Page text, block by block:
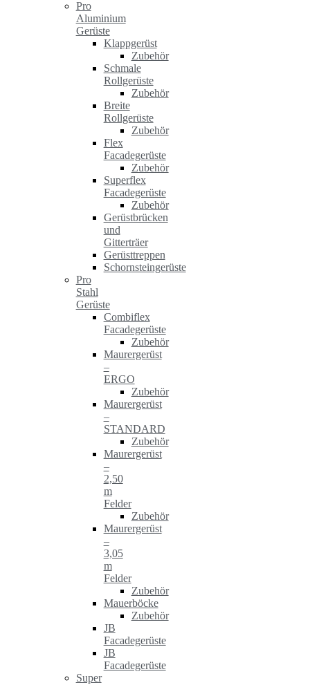
Pro
Aluminium
Gerüste
Klappgerüst
Zubehör
Schmale
Rollgerüste
Zubehör
Breite
Rollgerüste
Zubehör
Flex
Facadegerüste
Zubehör
Superflex
Facadegerüste
Zubehör
Gerüstbrücken
und
Gitterträer
Gerüsttreppen
Schornsteingerüste
Pro
Stahl
Gerüste
Combiflex
Facadegerüste
Zubehör
Maurergerüst
–
ERGO
Zubehör
Maurergerüst
–
STANDARD
Zubehör
Maurergerüst
–
2,50
m
Felder
Zubehör
Maurergerüst
–
3,05
m
Felder
Zubehör
Mauerböcke
Zubehör
JB
Facadegerüste
JB
Facadegerüste
Super